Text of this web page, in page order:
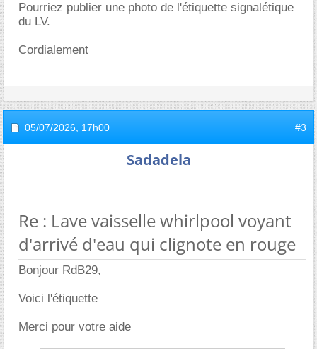
Pourriez publier une photo de l'étiquette signalétique
du LV.
Cordialement
05/07/2026, 17h00 #3
Sadadela
Re : Lave vaisselle whirlpool voyant
d'arrivé d'eau qui clignote en rouge
Bonjour RdB29,
Voici l'étiquette
Merci pour votre aide